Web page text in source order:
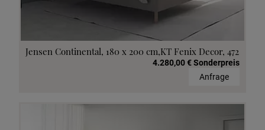
Jensen Continental, 180 x 200 cm,KT Fenix Decor, 472
4.280,00 € Sonderpreis
Anfrage